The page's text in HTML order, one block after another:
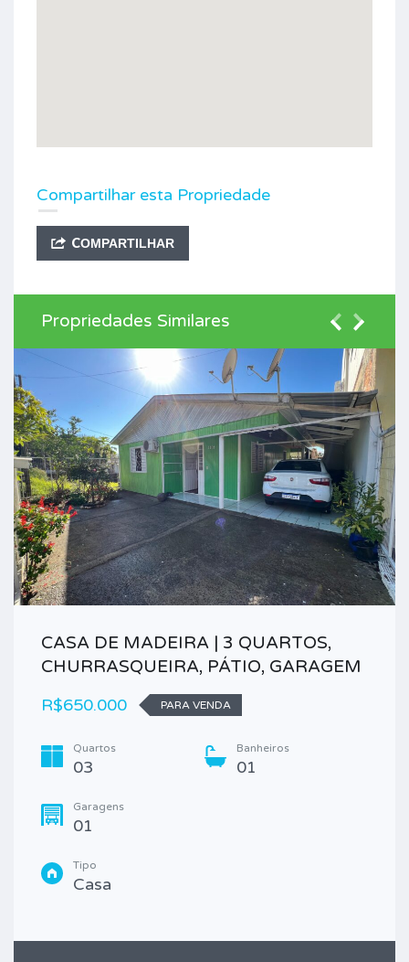
Compartilhar esta Propriedade
COMPARTILHAR
Propriedades Similares
CASA DE MADEIRA | 3 QUARTOS,
CHURRASQUEIRA, PÁTIO, GARAGEM
R$650.000
PARA VENDA
Quartos
03
Banheiros
01
Garagens
01
Tipo
Casa